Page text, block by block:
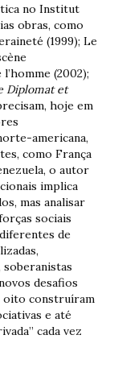
no Institut
obras, como
(1999); Le
(2002);
Diplomat et
hoje em
americana,
como França
o autor
implica
mas analisar
sociais
de
desafios
oito construíram
e até
cada vez